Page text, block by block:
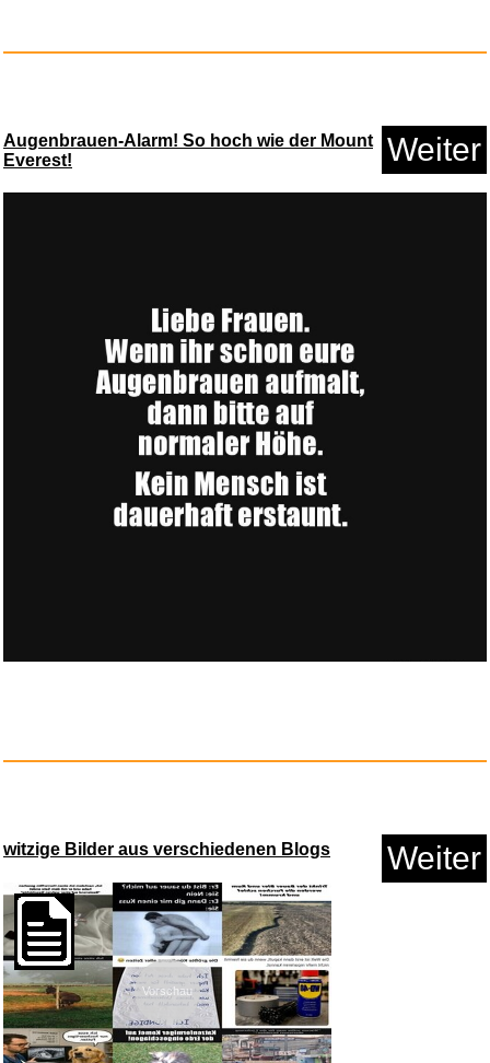
hauck Kinderwagen Schlauch
Better Call Saul - Die komplet...
SAFE Aluminium-Uhrenkoffer
mit...
Augenbrauen-Alarm! So hoch wie der Mount
Everest!
Weiter
witzige Bilder aus verschiedenen Blogs Weiter
Vorschau